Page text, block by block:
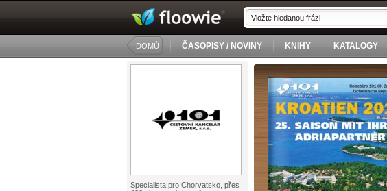
DOMŮ ČASOPISY / NOVINY KNIHY KATALOGY
Specialista pro Chorvatsko, přes